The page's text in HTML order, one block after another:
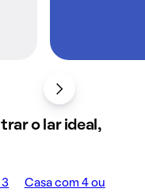
o lar ideal,
3
Casa com 4 ou